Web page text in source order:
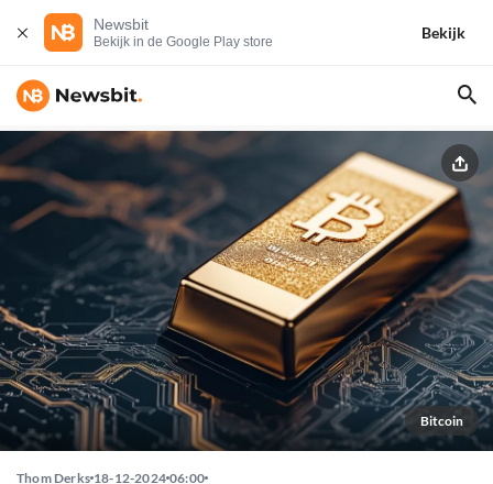
Newsbit
Bekijk in de Google Play store
Bekijk
Bitcoin
Thom Derks 18-12-2024 06:00